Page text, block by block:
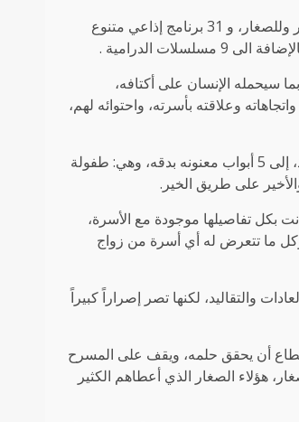
وتضمنت مسيرة عبدالله الأستاذ، عدد الأعمال الفنية المسرحية، ابرزها 30 مسرحية، للكبار وللصغار، و 31 برنامج إذاعي متنوع
سيحمله الإنسان على أكتافه،
وعلاقته بأسرته، واحتوائه لهم،
وقامت مؤلفة رواية ” هذه حياتي” الأستاذة مريم ملا، بتقسم السيرة الذاتية لعبدالله الأستاذ، إلى 5 أبواب معنونه بدقه، وهي: طفولة
على طريق الخير.
بكل تفاصيلها موجودة مع الأسرة،
وكل ما تتعرض له أي أسرة من زواج
والتقاليد، لكنها تصر إصراراً كبيراً
أن يحقق حلمه، ويقف على المسرح
هؤلاء الصغار الذي أعطاهم الكثير